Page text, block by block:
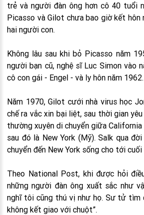
trẻ và người đàn ông hơn cô 40 tuổi
Picasso và Gilot chưa bao giờ kết hôn
hai người con.
Không lâu sau khi bỏ Picasso năm
người bạn cũ, nghệ sĩ Luc Simon vào
cô con gái - Engel - và ly hôn năm 1962.
Năm 1970, Gilot cưới nhà virus học
chế ra vắc xin bại liệt, sau thời gian
thường xuyên di chuyển giữa
sau đó là New York (Mỹ). Salk qua
chuyển đến New York sống cho tới cuối
Theo National Post, khi được hỏi
những người đàn ông xuất sắc như
nghĩ tôi cũng thú vị như họ. Sư tử tìm
không kết giao với chuột”.